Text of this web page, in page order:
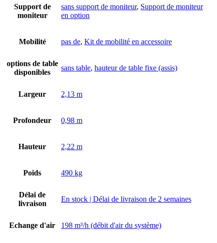
Support de
moniteur
sans support de moniteur, Support de moniteur
en option
Mobilité pas de, Kit de mobilité en accessoire
options de table
disponibles
sans table, hauteur de table fixe (assis)
Largeur 2,13 m
Profondeur 0,98 m
Hauteur 2,22 m
Poids 490 kg
Délai de
livraison
En stock | Délai de livraison de 2 semaines
Echange d'air 198 m³/h (débit d'air du système)